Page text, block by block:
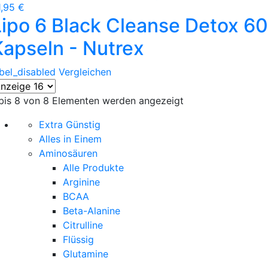
€
6 Black Cleanse Detox 60
- Nutrex
Vergleichen
8 von 8 Elementen werden angezeigt
Extra Günstig
Alles in Einem
Aminosäuren
Alle Produkte
Arginine
BCAA
Beta-Alanine
Citrulline
Flüssig
Glutamine